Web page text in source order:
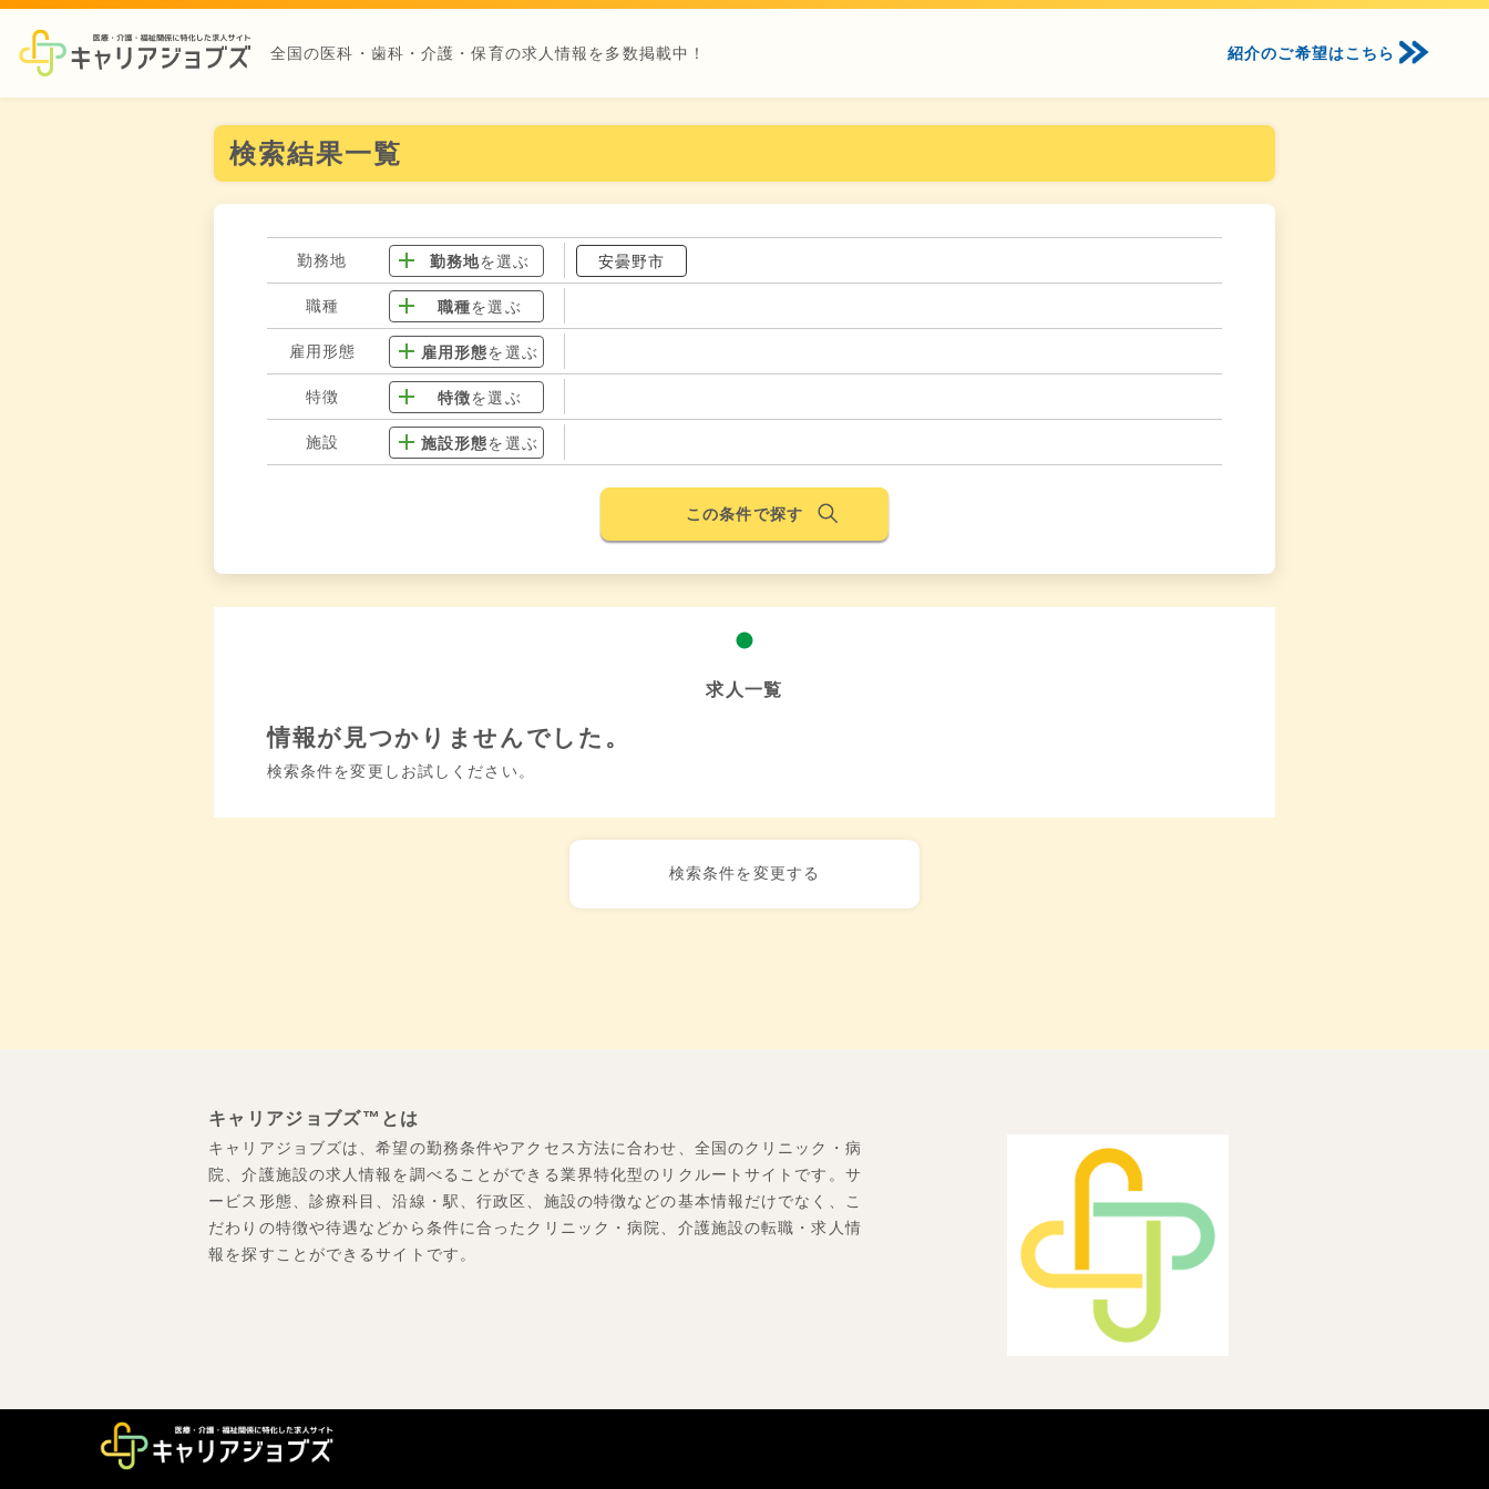
全国の医科・歯科・介護・保育の求人情報を多数掲載中！ 紹介のご希望はこちら
検索結果一覧
勤務地 勤務地を選ぶ 安曇野市
職種 職種を選ぶ
雇用形態 雇用形態を選ぶ
特徴 特徴を選ぶ
施設 施設形態を選ぶ
この条件で探す
求人一覧
情報が見つかりませんでした。
検索条件を変更しお試しください。
検索条件を変更する
キャリアジョブズ™とは
キャリアジョブズは、希望の勤務条件やアクセス方法に合わせ、全国のクリニック・病
院、介護施設の求人情報を調べることができる業界特化型のリクルートサイトです。サ
ービス形態、診療科目、沿線・駅、行政区、施設の特徴などの基本情報だけでなく、こ
だわりの特徴や待遇などから条件に合ったクリニック・病院、介護施設の転職・求人情
報を探すことができるサイトです。